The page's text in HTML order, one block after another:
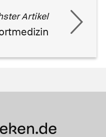
Artikel